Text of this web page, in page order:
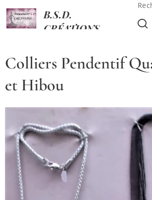
B.S.D.
CRÉATIONS
Colliers Pendentif
et Hibou